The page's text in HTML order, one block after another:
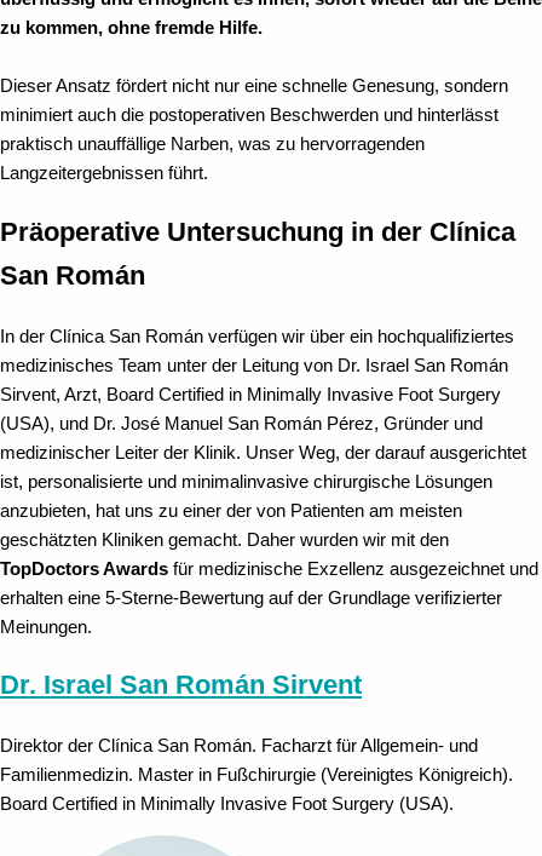
zu kommen, ohne fremde Hilfe.
Dieser Ansatz fördert nicht nur eine schnelle Genesung, sondern
minimiert auch die postoperativen Beschwerden und hinterlässt
praktisch unauffällige Narben, was zu hervorragenden
Langzeitergebnissen führt.
Präoperative Untersuchung in der Clínica
San Román
In der Clínica San Román verfügen wir über ein hochqualifiziertes
medizinisches Team unter der Leitung von Dr. Israel San Román
Sirvent, Arzt, Board Certified in Minimally Invasive Foot Surgery
(USA), und Dr. José Manuel San Román Pérez, Gründer und
medizinischer Leiter der Klinik. Unser Weg, der darauf ausgerichtet
ist, personalisierte und minimalinvasive chirurgische Lösungen
anzubieten, hat uns zu einer der von Patienten am meisten
geschätzten Kliniken gemacht. Daher wurden wir mit den
TopDoctors Awards für medizinische Exzellenz ausgezeichnet und
erhalten eine 5-Sterne-Bewertung auf der Grundlage verifizierter
Meinungen.
Dr. Israel San Román Sirvent
Direktor der Clínica San Román. Facharzt für Allgemein- und
Familienmedizin. Master in Fußchirurgie (Vereinigtes Königreich).
Board Certified in Minimally Invasive Foot Surgery (USA).